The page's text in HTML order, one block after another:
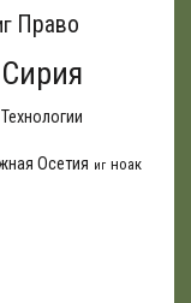
Право
Сирия
Технологии
Осетия иг ноак